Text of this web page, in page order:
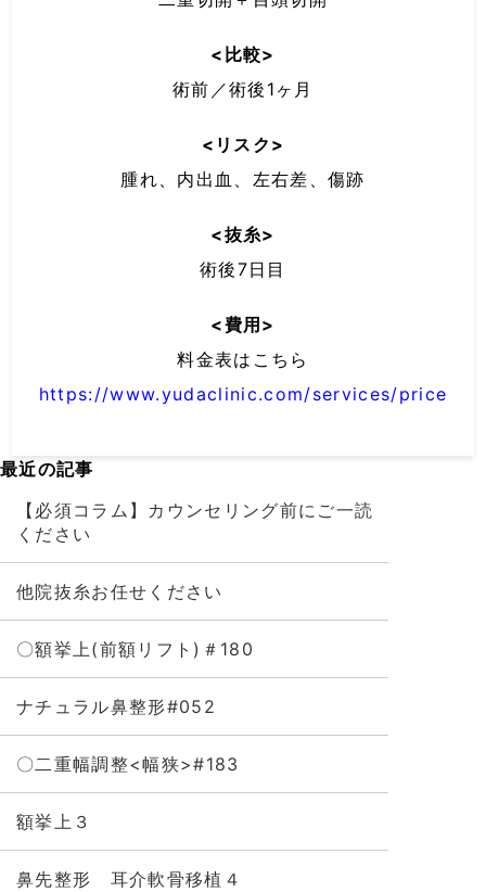
<比較>
術前／術後1ヶ月
<リスク>
腫れ、内出血、左右差、傷跡
<抜糸>
術後7日目
<費用>
料金表はこちら
https://www.yudaclinic.com/services/price
最近の記事
【必須コラム】カウンセリング前にご一読
ください
他院抜糸お任せください
〇額挙上(前額リフト)＃180
ナチュラル鼻整形#052
〇二重幅調整<幅狭>#183
額挙上３
鼻先整形 耳介軟骨移植４